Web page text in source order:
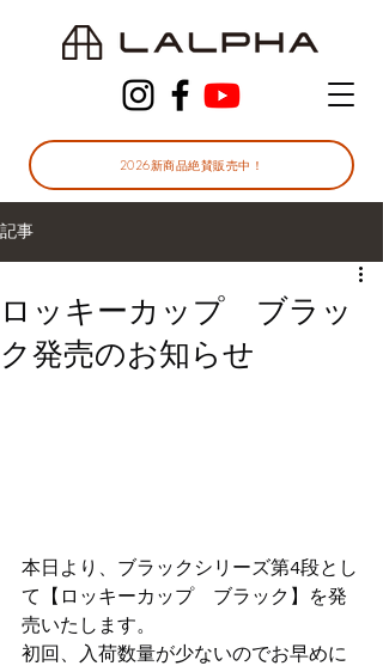
2026新商品絶賛販売中！
記事
ロッキーカップ ブラッ
ク発売のお知らせ
本日より、ブラックシリーズ第4段とし
て【ロッキーカップ　ブラック】を発
売いたします。
初回、入荷数量が少ないのでお早めに